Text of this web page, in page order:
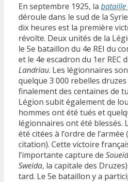
En septembre 1925, la bataille
déroule dans le sud de la
dix heures est la première
révolte. Deux unités de la
le 5e bataillon du 4e REI du
et le 4e escadron du 1er REC
Landriau. Les légionnaires
quelque 3 000 rebelles
finalement des centaines de
Légion subit également de
hommes ont été tués et
légionnaires ont été blessés.
été citées à l’ordre de
citation). Cette victoire
l’importante capture de
Sweida, la capitale des
tard. Le 5e bataillon y a